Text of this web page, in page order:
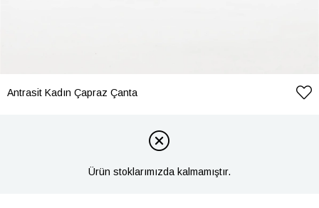
Antrasit Kadın Çapraz Çanta
Ürün stoklarımızda kalmamıştır.